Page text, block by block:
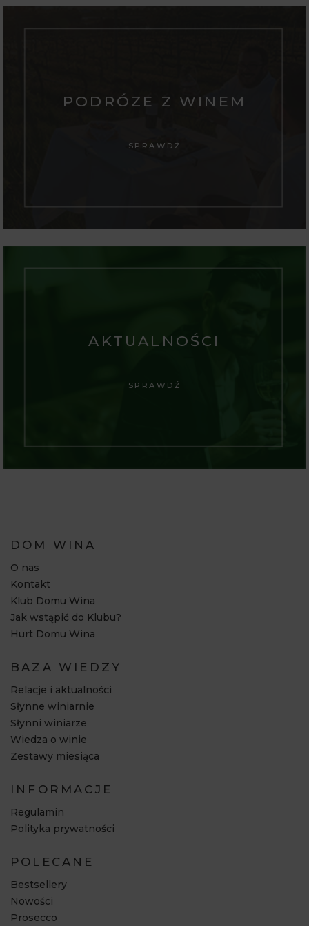
PODRÓZE Z WINEM
SPRAWDŹ
AKTUALNOŚCI
SPRAWDŹ
DOM WINA
O nas
Kontakt
Klub Domu Wina
Jak wstąpić do Klubu?
Hurt Domu Wina
BAZA WIEDZY
Relacje i aktualności
Słynne winiarnie
Słynni winiarze
Wiedza o winie
Zestawy miesiąca
INFORMACJE
Regulamin
Polityka prywatności
POLECANE
Bestsellery
Nowości
Prosecco